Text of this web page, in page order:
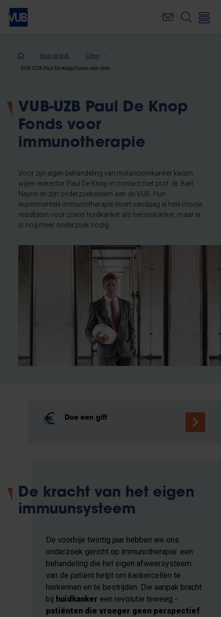
Overslaan
naar
inhoudKruimelpad
Steun de VUB Giften
VUB-UZB Paul De Knop
Fonds voor
immunotherapie
Voor zijn eigen behandeling van melanoomkanker kwam
wijlen ererector Paul De Knop in contact met prof. dr. Bart
Neyns en zijn onderzoeksteam aan de VUB. Hun
experimentele immunotherapie levert vandaag al hele mooie
resultaten voor zowel huidkanker als hersenkanker, maar er
is nog meer onderzoek nodig.
Doe een gift
De kracht van het eigen
immuunsysteem
De voorbije twintig jaar hebben we ons
onderzoek gericht op immunotherapie: een
behandeling die het eigen afweersysteem
van de patiënt helpt om kankercellen te
herkennen en te bestrijden. Die aanpak bracht
bij huidkanker een revolutie teweeg -
patiënten die vroeger geen perspectief